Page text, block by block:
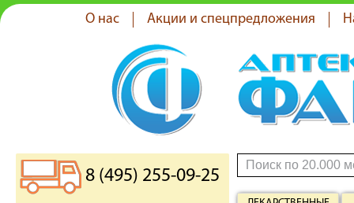
О нас Акции и спецпредложения
8 (495) 255-09-25